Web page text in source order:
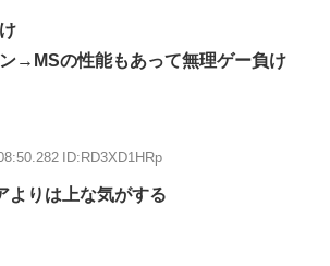
→MSの性能もあって無理ゲー負け
ID:RD3XD1HRp
よりは上な気がする